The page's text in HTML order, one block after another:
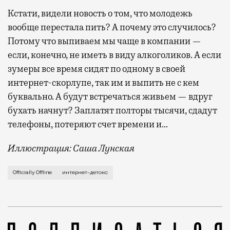
Кстати, видели новость о том, что молодежь
вообще перестала пить? А почему это случилось?
Потому что выпиваем мы чаще в компании —
если, конечно, не иметь в виду алкоголиков. А если
зумеры все время сидят по одному в своей
интернет-скорлупе, так им и выпить не с кем
буквально. А будут встречаться живьем — вдруг
бухать начнут? Заплатят полторы тысячи, сдадут
телефоны, потеряют счет времени и…
Иллюстрация: Саша Лунская
Когда только начались проблемы с мобильным и
Officially Offline интернет-детокс